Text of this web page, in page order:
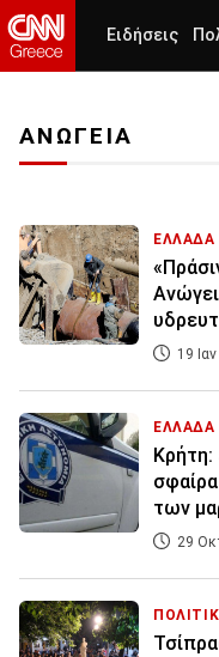
Ειδήσεις
ΑΝΩΓΕΙΑ
ΕΛΛΑΔΑ
19
ΕΛΛΑΔΑ
Κρήτη:
των
29